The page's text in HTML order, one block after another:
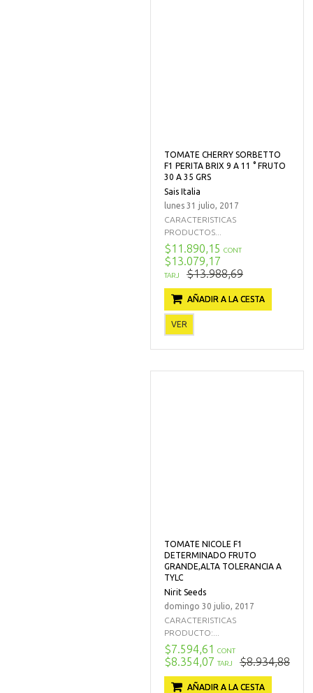
TOMATE CHERRY SORBETTO
F1 PERITA BRIX 9 A 11 ° FRUTO
30 A 35 GRS
Sais Italia
lunes 31 julio, 2017
CARACTERISTICAS
PRODUCTOS...
$11.890,15 CONT
$13.079,17
TARJ $13.988,69
AÑADIR A LA CESTA
VER
TOMATE NICOLE F1
DETERMINADO FRUTO
GRANDE,ALTA TOLERANCIA A
TYLC
Nirit Seeds
domingo 30 julio, 2017
CARACTERISTICAS
PRODUCTO:...
$7.594,61 CONT
$8.354,07 TARJ $8.934,88
AÑADIR A LA CESTA